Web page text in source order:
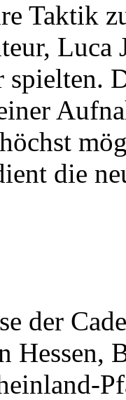
Taktik
spielten.
die
der
Hessen,